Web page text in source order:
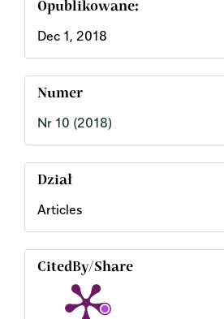
Opublikowane:
Dec 1, 2018
Numer
Nr 10 (2018)
Dział
Articles
CitedBy/Share